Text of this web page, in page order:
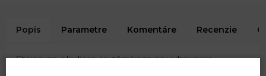
Popis Parametre Komentáre Recenzie
Stojan na okuliare so zámkom na vybavenie